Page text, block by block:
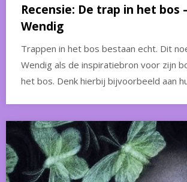
Recensie: De trap in het bos
Wendig
Trappen in het bos bestaan echt. Dit
Wendig als de inspiratiebron voor zijn
het bos. Denk hierbij bijvoorbeeld aan